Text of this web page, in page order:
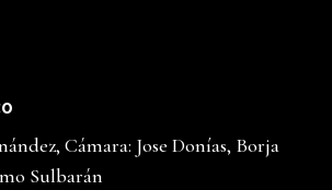
Cámara: Jose Donías, Borja
Sulbarán